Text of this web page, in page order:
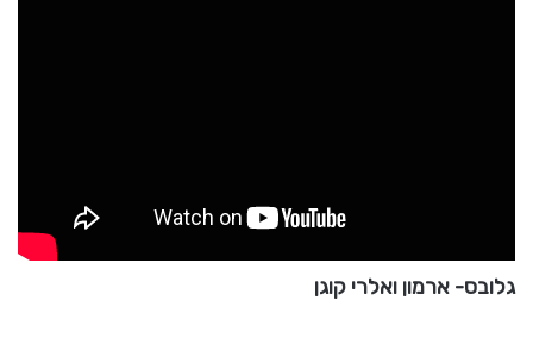
גלובס- ארמון ואלרי קוגן